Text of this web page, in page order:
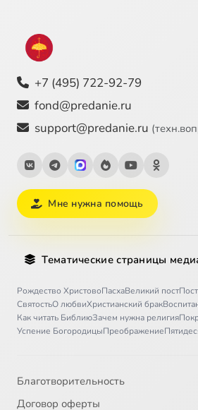
+7 (495) 722-92-79
fond@predanie.ru
support@predanie.ru
Мне нужна помощь
Тематические страницы
Рождество ХристовоПасхаВеликий постПост
СвятостьО любвиХристианский брак
Как читать БиблиюЗачем нужна религия
Успение БогородицыПреображение
Благотворительность
Договор оферты